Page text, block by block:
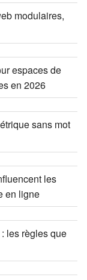
modulaires,
espaces de
en 2026
sans mot
les
en ligne
les règles que